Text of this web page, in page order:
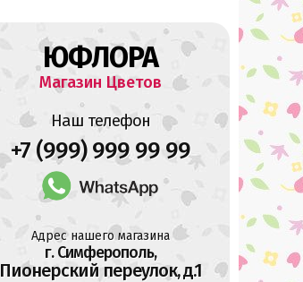
ЮФЛОРА
Магазин Цветов
Наш телефон
+7 (999) 999 99 99
Адрес нашего магазина
г. Симферополь,
Пионерский переулок, д.1